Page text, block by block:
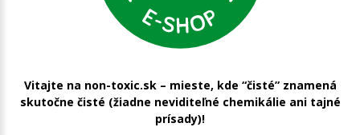
Vitajte na non-toxic.sk – mieste, kde “čisté” znamená
skutočne čisté (žiadne neviditeľné chemikálie ani tajné
prísady)!